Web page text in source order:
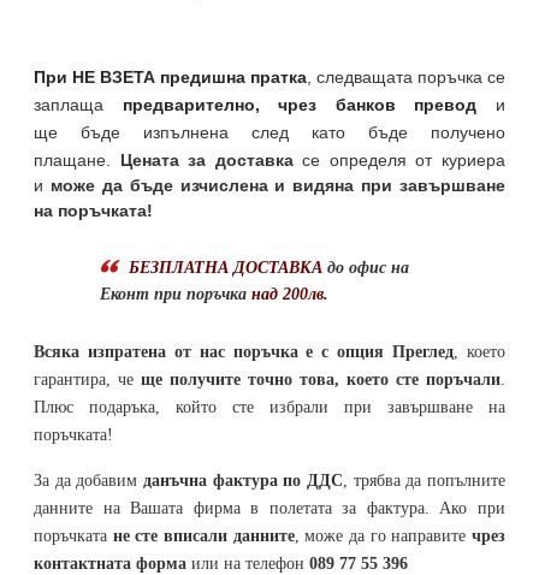
При НЕ ВЗЕТА предишна пратка, следващата поръчка се
заплаща предварително, чрез банков превод и
ще бъде изпълнена след като бъде получено
плащане. Цената за доставкасе определя от куриера
и може да бъде изчислена и видяна при завършване
на поръчката!
БЕЗПЛАТНА ДОСТАВКА до офис на
Еконт при поръчка над 200лв.
Всяка изпратена от нас поръчка е с опция Преглед, което
гарантира, че ще получите точно това, което сте поръчали.
Плюс подаръка, който сте избрали при завършване на
поръчката!
За да добавим данъчна фактура по ДДС, трябва да попълните
данните на Вашата фирма в полетата за фактура. Ако при
поръчката не сте вписали данните, може да го направитечрез
контактната форма или на телефон 089 77 55 396